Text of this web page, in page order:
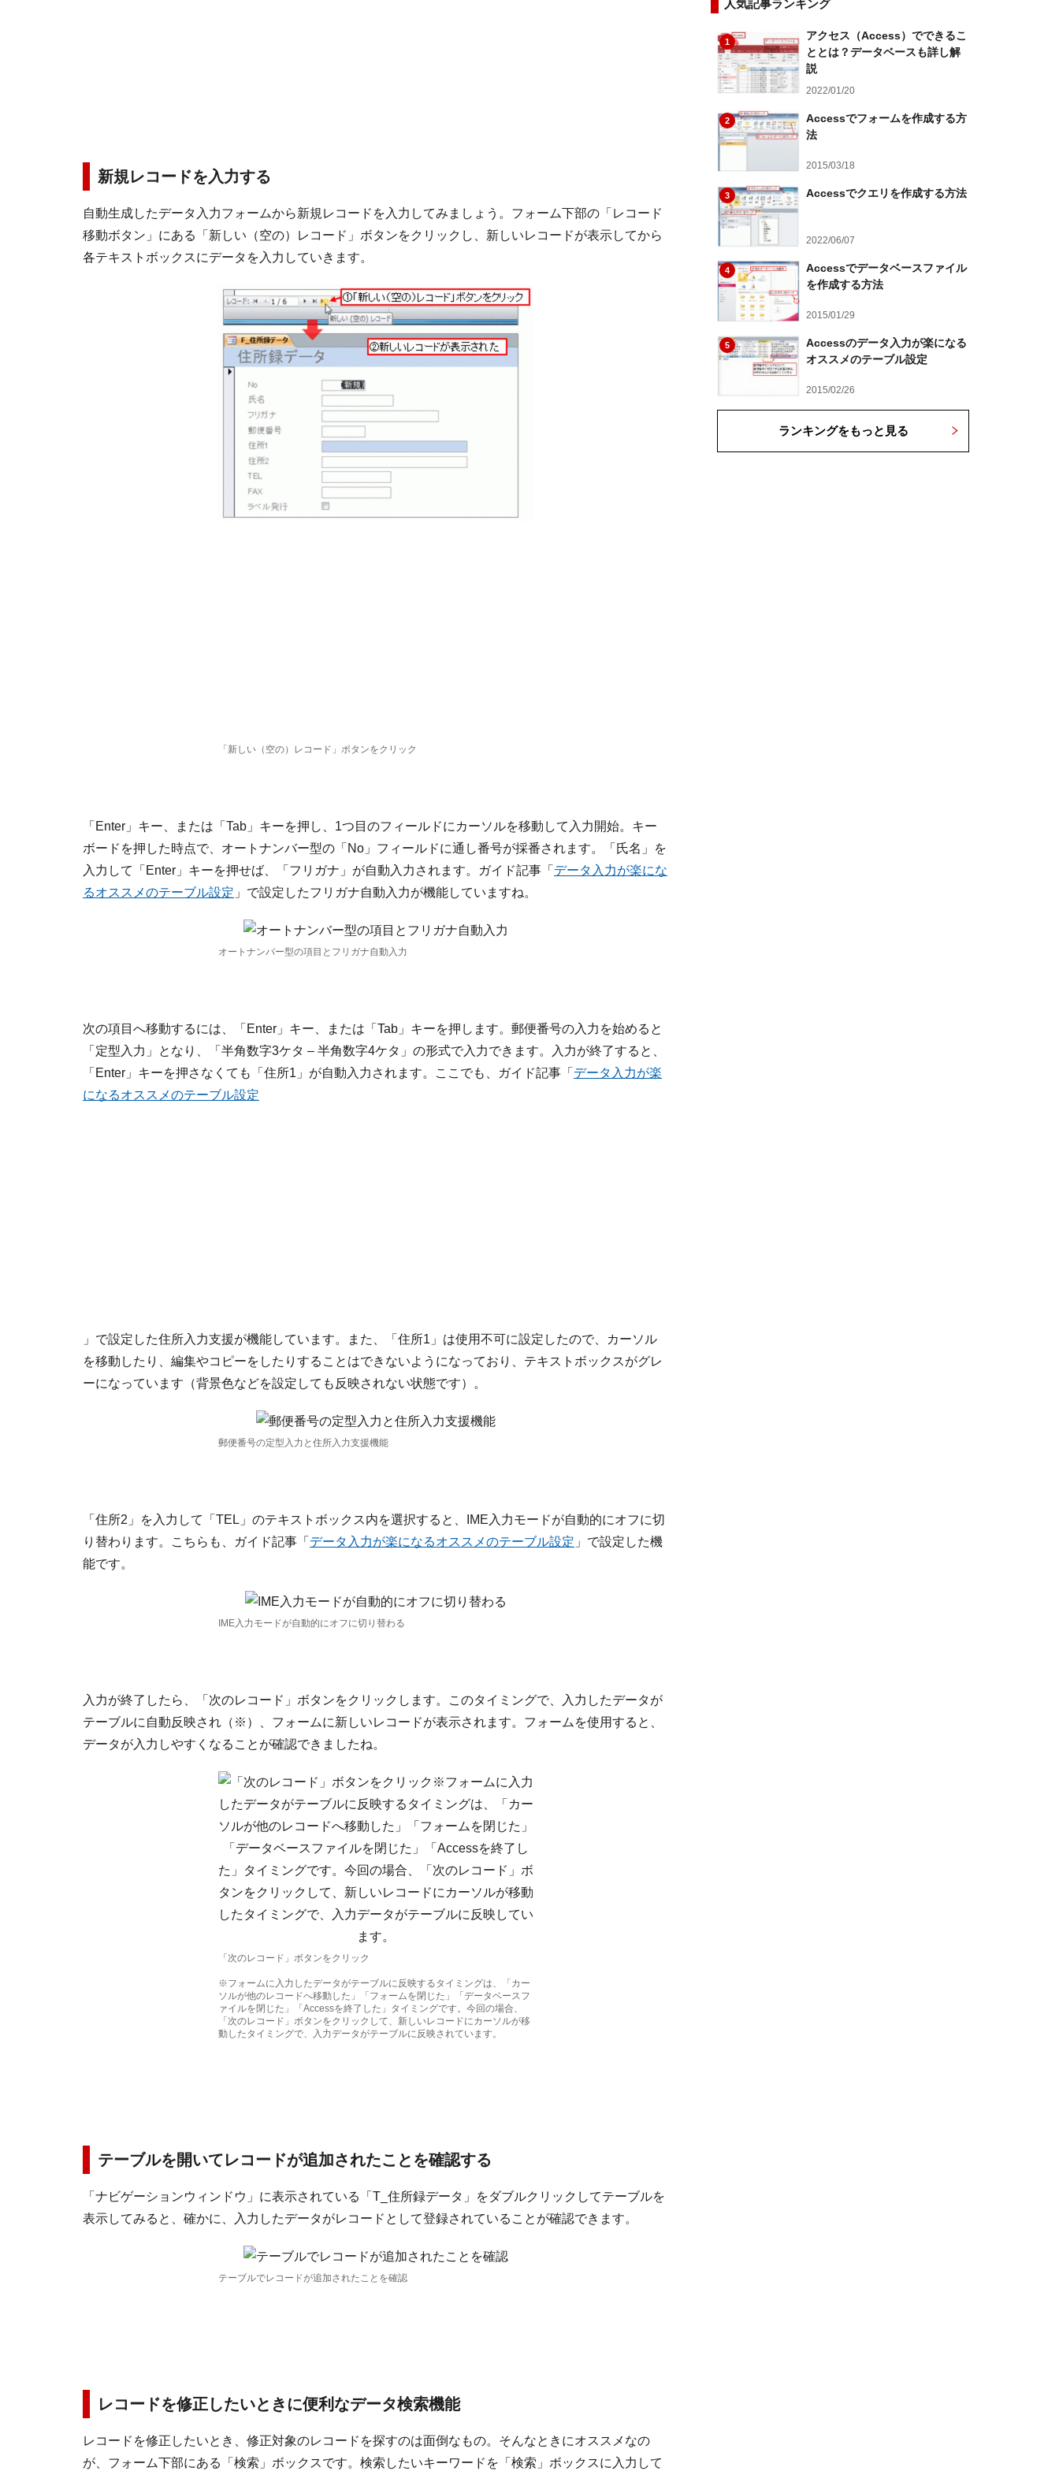
新規レコードを入力する
自動生成したデータ入力フォームから新規レコードを入力してみましょう。フォーム下部の「レコード
移動ボタン」にある「新しい（空の）レコード」ボタンをクリックし、新しいレコードが表示してから
各テキストボックスにデータを入力していきます。
「新しい（空の）レコード」ボタンをクリック
「Enter」キー、または「Tab」キーを押し、1つ目のフィールドにカーソルを移動して入力開始。キー
ボードを押した時点で、オートナンバー型の「No」フィールドに通し番号が採番されます。「氏名」を
入力して「Enter」キーを押せば、「フリガナ」が自動入力されます。ガイド記事「 データ入力が楽にな
るオススメのテーブル設定 」で設定したフリガナ自動入力が機能していますね。
オートナンバー型の項目とフリガナ自動入力
次の項目へ移動するには、「Enter」キー、または「Tab」キーを押します。郵便番号の入力を始めると
「定型入力」となり、「半角数字3ケタ – 半角数字4ケタ」の形式で入力できます。入力が終了すると、
「Enter」キーを押さなくても「住所1」が自動入力されます。ここでも、ガイド記事「 データ入力が楽
になるオススメのテーブル設定
」で設定した住所入力支援が機能しています。また、「住所1」は使用不可に設定したので、カーソル
を移動したり、編集やコピーをしたりすることはできないようになっており、テキストボックスがグレ
ーになっています（背景色などを設定しても反映されない状態です）。
郵便番号の定型入力と住所入力支援機能
「住所2」を入力して「TEL」のテキストボックス内を選択すると、IME入力モードが自動的にオフに切
り替わります。こちらも、ガイド記事「 データ入力が楽になるオススメのテーブル設定 」で設定した機
能です。
IME入力モードが自動的にオフに切り替わる
入力が終了したら、「次のレコード」ボタンをクリックします。このタイミングで、入力したデータが
テーブルに自動反映され（※）、フォームに新しいレコードが表示されます。フォームを使用すると、
データが入力しやすくなることが確認できましたね。
「次のレコード」ボタンをクリック
※フォームに入力したデータがテーブルに反映するタイミングは、「カー
ソルが他のレコードへ移動した」「フォームを閉じた」「データベースフ
ァイルを閉じた」「Accessを終了した」タイミングです。今回の場合、
「次のレコード」ボタンをクリックして、新しいレコードにカーソルが移
動したタイミングで、入力データがテーブルに反映されています。
テーブルを開いてレコードが追加されたことを確認する
「ナビゲーションウィンドウ」に表示されている「T_住所録データ」をダブルクリックしてテーブルを
表示してみると、確かに、入力したデータがレコードとして登録されていることが確認できます。
テーブルでレコードが追加されたことを確認
レコードを修正したいときに便利なデータ検索機能
レコードを修正したいとき、修正対象のレコードを探すのは面倒なもの。そんなときにオススメなの
が、フォーム下部にある「検索」ボックスです。検索したいキーワードを「検索」ボックスに入力して
人気記事ランキング
1
アクセス（Access）でできるこ
ととは？データベースも詳し解
説
2022/01/20
2
Accessでフォームを作成する方
法
2015/03/18
3 Accessでクエリを作成する方法
2022/06/07
4
Accessでデータベースファイル
を作成する方法
2015/01/29
5
Accessのデータ入力が楽になる
オススメのテーブル設定
2015/02/26
ランキングをもっと見る